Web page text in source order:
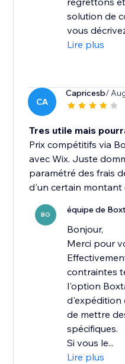
solution de
vous
Lire plus
CA
Capricesb/
Tres utile mais
Prix compétitifs via
avec Wix. Juste
paramétré des frais
d'un certain montant
BO équipe de
Bonjour,
Merci pour
contraintes
l'option
d'expédition
de mettre
spécifiques.
Si vous le...
Lire plus